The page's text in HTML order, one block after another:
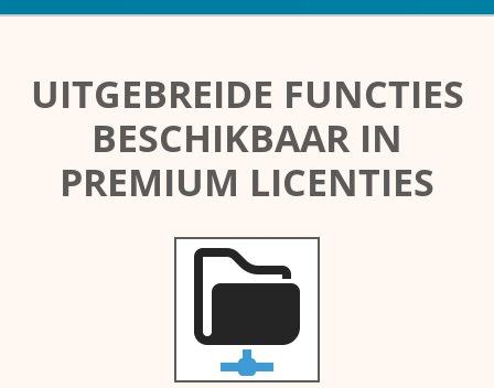
UITGEBREIDE FUNCTIES
BESCHIKBAAR IN
PREMIUM LICENTIES